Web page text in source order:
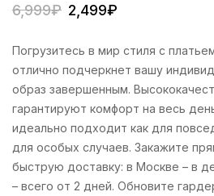
6,999₽ 2,499₽
Погрузитесь в мир стиля с
отлично подчеркнет вашу
образ завершенным.
гарантируют комфорт на весь
идеально подходит как для
для особых случаев. Закажите
быструю доставку: в Москве – в
– всего от 2 дней. Обновите